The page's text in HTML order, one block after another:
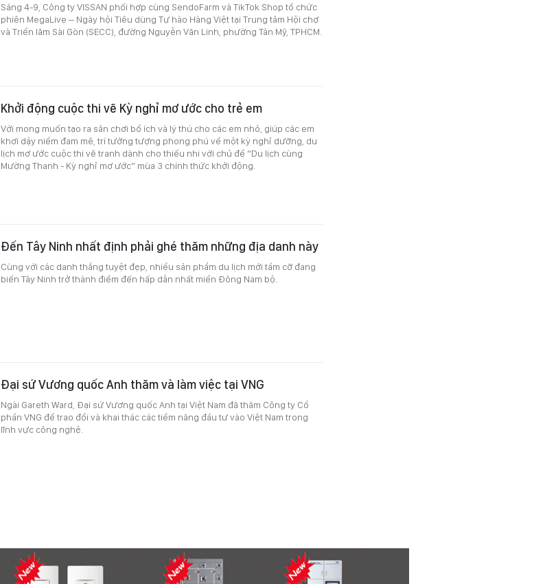
Sáng 4-9, Công ty VISSAN phối hợp cùng SendoFarm và TikTok Shop tổ chức
phiên MegaLive – Ngày hội Tiêu dùng Tự hào Hàng Việt tại Trung tâm Hội chợ
và Triển lãm Sài Gòn (SECC), đường Nguyễn Văn Linh, phường Tân Mỹ, TPHCM.
Khởi động cuộc thi vẽ Kỳ nghỉ mơ ước cho trẻ em
Với mong muốn tạo ra sân chơi bổ ích và lý thú cho các em nhỏ, giúp các em
khơi dậy niềm đam mê, trí tưởng tượng phong phú về một kỳ nghỉ dưỡng, du
lịch mơ ước cuộc thi vẽ tranh dành cho thiếu nhi với chủ đề “Du lịch cùng
Mường Thanh - Kỳ nghỉ mơ ước” mùa 3 chính thức khởi động.
Đến Tây Ninh nhất định phải ghé thăm những địa danh này
Cùng với các danh thắng tuyệt đẹp, nhiều sản phẩm du lịch mới tầm cỡ đang
biến Tây Ninh trở thành điểm đến hấp dẫn nhất miền Đông Nam bộ.
Đại sứ Vương quốc Anh thăm và làm việc tại VNG
Ngài Gareth Ward, Đại sứ Vương quốc Anh tại Việt Nam đã thăm Công ty Cổ
phần VNG để trao đổi và khai thác các tiềm năng đầu tư vào Việt Nam trong
lĩnh vực công nghệ.